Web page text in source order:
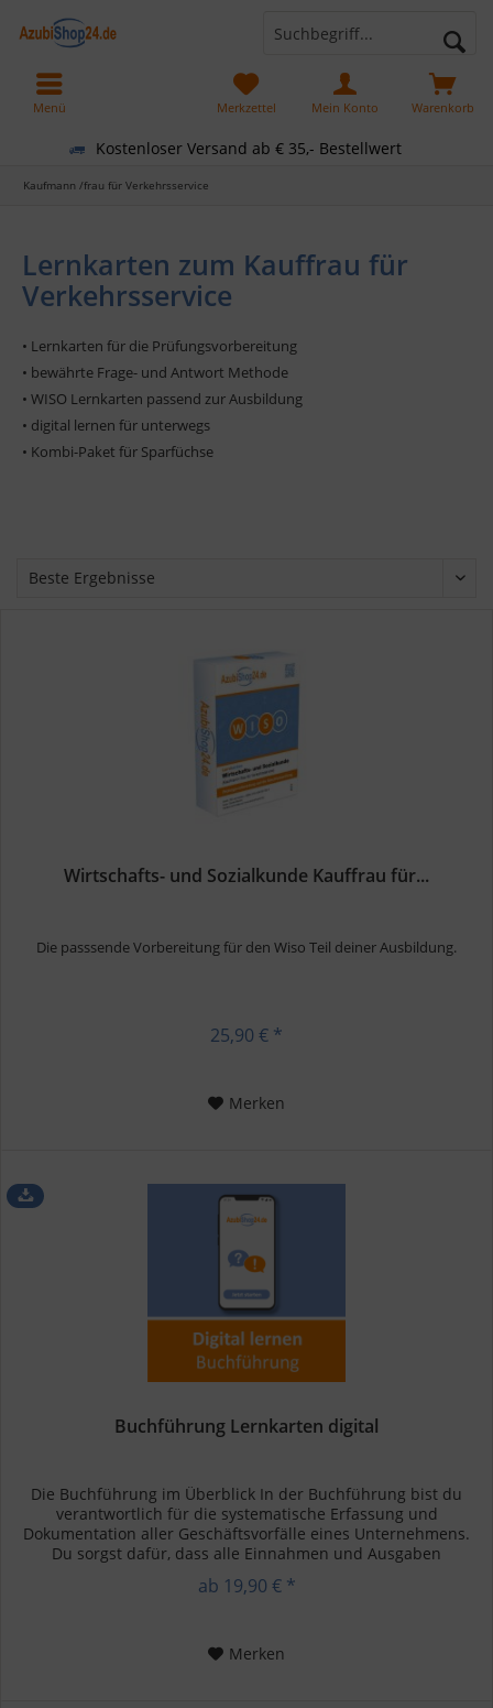
Kostenloser Versand ab € 35,- Bestellwert
Warenkorb
Merkzettel Mein Konto
Menü
Kaufmann /frau für Verkehrsservice
Lernkarten zum Kauffrau für
Verkehrsservice
• Lernkarten für die Prüfungsvorbereitung
• bewährte Frage- und Antwort Methode
• WISO Lernkarten passend zur Ausbildung
• digital lernen für unterwegs
• Kombi-Paket für Sparfüchse
Wirtschafts- und Sozialkunde Kauffrau für...
Die passsende Vorbereitung für den Wiso Teil deiner Ausbildung.
25,90 € *
Merken
Buchführung Lernkarten digital
Die Buchführung im Überblick In der Buchführung bist du
verantwortlich für die systematische Erfassung und
Dokumentation aller Geschäftsvorfälle eines Unternehmens.
Du sorgst dafür, dass alle Einnahmen und Ausgaben
ordnungsgemäß erfasst...
ab 19,90 € *
Merken